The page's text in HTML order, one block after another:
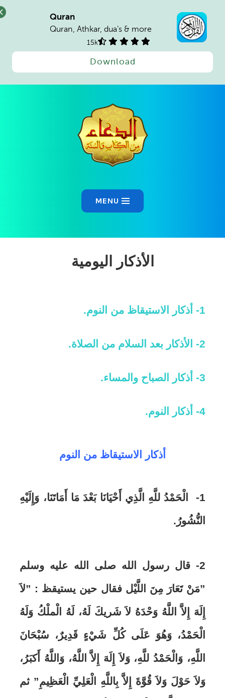
Quran
Quran, Athkar, dua's & more
15k
Download
MENU
الأذكار اليومية
24,
admin
1- أذكار الاستيقاظ من النوم.
2- الأذكار بعد السلام من الصلاة.
3- أذكار الصباح والمساء.
4- أذكار النوم.
أذكار الاستيقاظ من النوم
1-
الْحَمْدُ للَّهِ الَّذِي أَحْيَانَا بَعْدَ مَا أَمَاتَنَا، وَإِلَيْهِ
النُّشُورُ .
2- قال رسول الله صلى الله عليه وسلم
”مَنْ تَعَارَ مِنَ اللَّيْل فقال حين يستيقظ : ”لاَ
إِلَهَ إِلاَّ اللَّهُ وَحْدَهُ لاَ شَريكَ لَهُ، لَهُ الْملْكُ وَلَهُ
الْحَمْدُ، وَهُوَ عَلَى كُلِّ شَيْءٍ قَدِيرٌ، سُبْحَانَ
اللَّهِ، وَالْحَمْدُ للَّهِ، وَلاَ إِلَهَ إِلاَّ اللَّهُ، وَاللَّهُ أَكبَرُ،
وَلاَ حَوْلَ وَلاَ قُوَّةَ إِلاَّ بِاللَّهِ الْعَلِيِّ الْعَظِيمِ” ثم